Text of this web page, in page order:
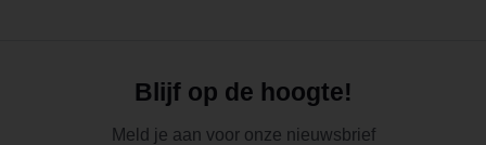
Blijf op de hoogte!
Meld je aan voor onze nieuwsbrief